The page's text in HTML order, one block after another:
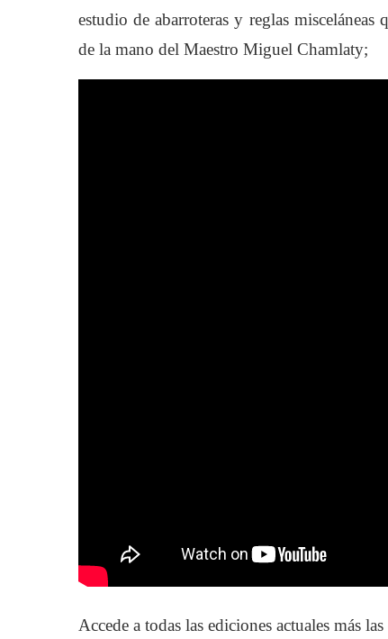
estudio de abarroteras y reglas
de la mano del Maestro Miguel Chamlaty;
Accede a todas las ediciones actuales más